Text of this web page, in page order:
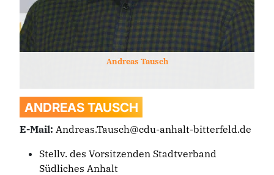
Andreas Tausch
ANDREAS TAUSCH
E-Mail: Andreas.Tausch@cdu-anhalt-bitterfeld.de
Stellv. des Vorsitzenden Stadtverband
Südliches Anhalt